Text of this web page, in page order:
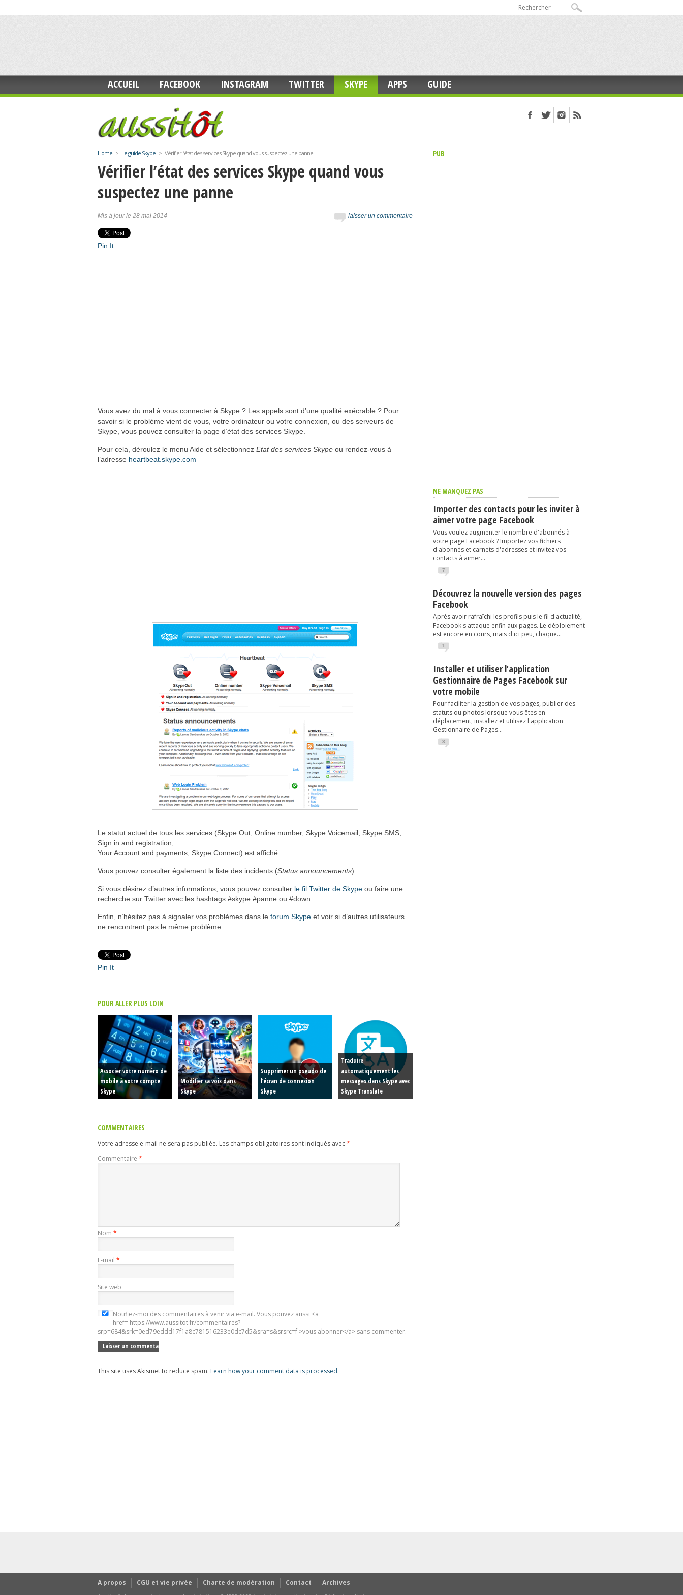
ACCUEIL FACEBOOK INSTAGRAM TWITTER SKYPE APPS GUIDE
Home > Le guide Skype > Vérifier l’état des services Skype quand vous suspectez une panne
Vérifier l’état des services Skype quand vous
suspectez une panne
laisser un commentaire
Mis à jour le 28 mai 2014
Pin It
Vous avez du mal à vous connecter à Skype ? Les appels sont d’une qualité exécrable ? Pour
savoir si le problème vient de vous, votre ordinateur ou votre connexion, ou des serveurs de
Skype, vous pouvez consulter la page d’état des services Skype.
Pour cela, déroulez le menu Aide et sélectionnez Etat des services Skype ou rendez-vous à
l’adresse heartbeat.skype.com
Le statut actuel de tous les services (Skype Out, Online number, Skype Voicemail, Skype SMS,
Sign in and registration,
Your Account and payments, Skype Connect) est affiché.
Vous pouvez consulter également la liste des incidents (Status announcements).
Si vous désirez d’autres informations, vous pouvez consulter le fil Twitter de Skype ou faire une
recherche sur Twitter avec les hashtags #skype #panne ou #down.
Enfin, n’hésitez pas à signaler vos problèmes dans le forum Skype et voir si d’autres utilisateurs
ne rencontrent pas le même problème.
Pin It
POUR ALLER PLUS LOIN
Associer votre numéro de
mobile à votre compte
Skype
Modifier sa voix dans
Skype
Supprimer un pseudo de
l’écran de connexion
Skype
Traduire
automatiquement les
messages dans Skype avec
Skype Translate
COMMENTAIRES
Votre adresse e-mail ne sera pas publiée. Les champs obligatoires sont indiqués avec*
Commentaire *
Nom *
E-mail *
Site web
Notifiez-moi des commentaires à venir via e-mail. Vous pouvez aussi <a
href='https://www.aussitot.fr/commentaires?
srp=684&srk=0ed79eddd17f1a8c781516233e0dc7d5&sra=s&srsrc=f'>vous abonner</a> sans commenter.
This site uses Akismet to reduce spam. Learn how your comment data is processed.
PUB
NE MANQUEZ PAS
Importer des contacts pour les inviter à
aimer votre page Facebook
Vous voulez augmenter le nombre d'abonnés à
votre page Facebook ? Importez vos fichiers
d'abonnés et carnets d'adresses et invitez vos
contacts à aimer...
7
Découvrez la nouvelle version des pages
Facebook
Après avoir rafraîchi les profils puis le fil d'actualité,
Facebook s'attaque enfin aux pages. Le déploiement
est encore en cours, mais d'ici peu, chaque...
1
Installer et utiliser l’application
Gestionnaire de Pages Facebook sur
votre mobile
Pour faciliter la gestion de vos pages, publier des
statuts ou photos lorsque vous êtes en
déplacement, installez et utilisez l'application
Gestionnaire de Pages...
3
A propos CGU et vie privée Charte de modération Contact Archives